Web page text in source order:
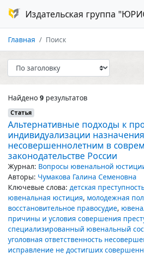
Издательская группа
Главная Поиск
Найдено 9 результатов
Статья
Альтернативные подходы к
индивидуализации
несовершеннолетним в
законодательстве России
Журнал: Вопросы ювенальной
Авторы: Чумакова Галина Семеновна
Ключевые слова: детская
ювенальная юстиция, молодежная
восстановительное правосудие,
причины и условия совершения
специализированный ювенальный
уголовная ответственность
исправление не достигших